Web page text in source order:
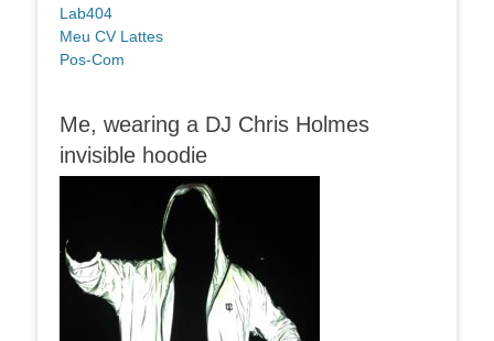
Lab404
Meu CV Lattes
Pos-Com
Me, wearing a DJ Chris Holmes
invisible hoodie